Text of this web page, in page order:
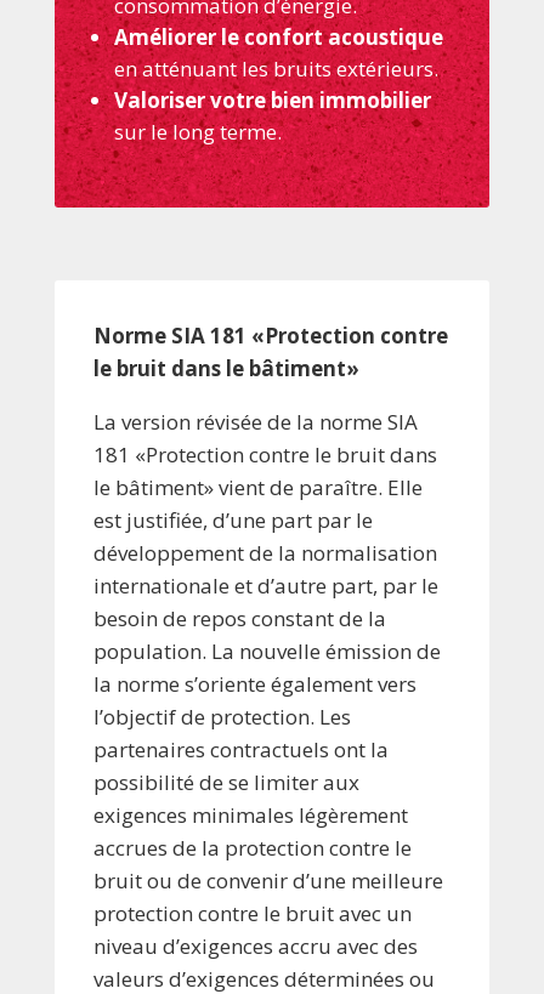
Améliorer le confort acoustique
en atténuant les bruits extérieurs.
Valoriser votre bien immobilier
sur le long terme.
Norme SIA 181 «Protection contre
le bruit dans le bâtiment»
La version révisée de la norme SIA
181 «Protection contre le bruit dans
le bâtiment» vient de paraître. Elle
est justifiée, d’une part par le
développement de la normalisation
internationale et d’autre part, par le
besoin de repos constant de la
population. La nouvelle émission de
la norme s’oriente également vers
l’objectif de protection. Les
partenaires contractuels ont la
possibilité de se limiter aux
exigences minimales légèrement
accrues de la protection contre le
bruit ou de convenir d’une meilleure
protection contre le bruit avec un
niveau d’exigences accru avec des
valeurs d’exigences déterminées ou